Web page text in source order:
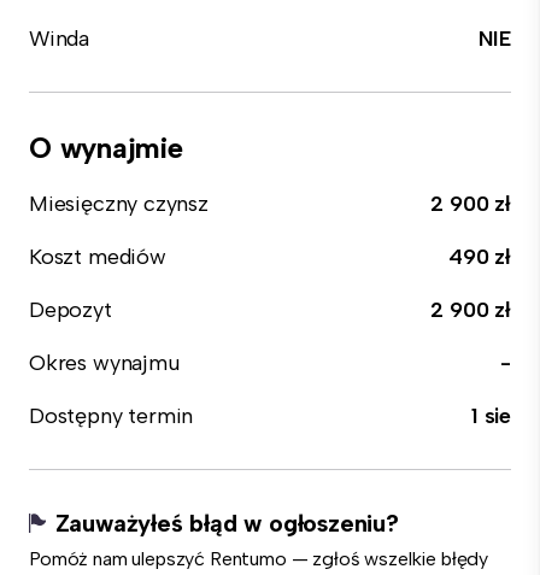
Winda
NIE
O wynajmie
Miesięczny czynsz
2 900 zł
Koszt mediów
490 zł
Depozyt
2 900 zł
Okres wynajmu
-
Dostępny termin
1 sie
Zauważyłeś błąd w ogłoszeniu?
Pomóż nam ulepszyć Rentumo — zgłoś wszelkie błędy